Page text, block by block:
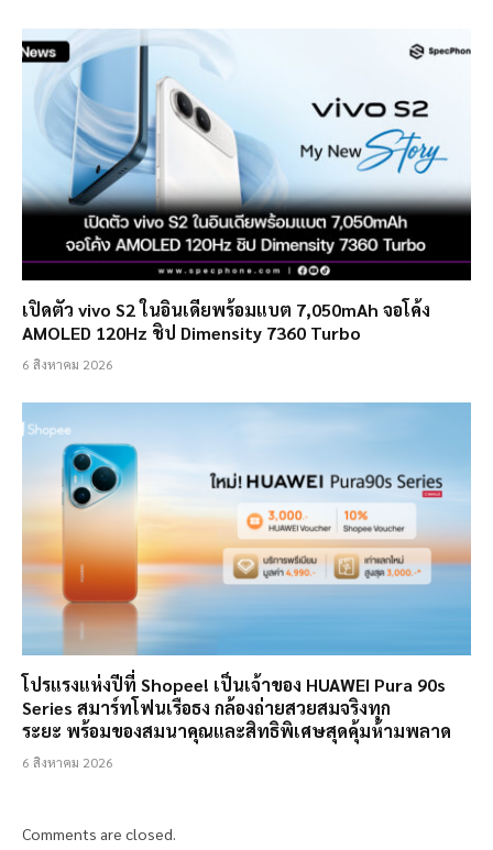
เปิดตัว vivo S2 ในอินเดียพร้อมแบต 7,050mAh จอโค้ง
AMOLED 120Hz ชิป Dimensity 7360 Turbo
6 สิงหาคม 2026
โปรแรงแห่งปีที่ Shopee! เป็นเจ้าของ HUAWEI Pura 90s
Series สมาร์ทโฟนเรือธง กล้องถ่ายสวยสมจริงทุก
ระยะ พร้อมของสมนาคุณและสิทธิพิเศษสุดคุ้มห้ามพลาด
6 สิงหาคม 2026
Comments are closed.